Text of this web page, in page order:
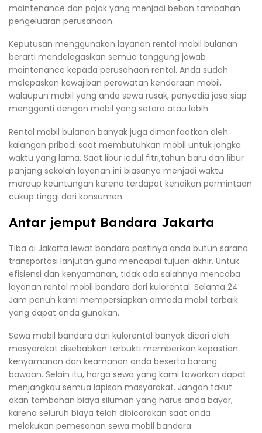
maintenance dan pajak yang menjadi beban tambahan
pengeluaran perusahaan.
Keputusan menggunakan layanan rental mobil bulanan
berarti mendelegasikan semua tanggung jawab
maintenance kepada perusahaan rental. Anda sudah
melepaskan kewajiban perawatan kendaraan mobil,
walaupun mobil yang anda sewa rusak, penyedia jasa siap
mengganti dengan mobil yang setara atau lebih.
Rental mobil bulanan banyak juga dimanfaatkan oleh
kalangan pribadi saat membutuhkan mobil untuk jangka
waktu yang lama. Saat libur iedul fitri,tahun baru dan libur
panjang sekolah layanan ini biasanya menjadi waktu
meraup keuntungan karena terdapat kenaikan permintaan
cukup tinggi dari konsumen.
Antar jemput Bandara Jakarta
Tiba di Jakarta lewat bandara pastinya anda butuh sarana
transportasi lanjutan guna mencapai tujuan akhir. Untuk
efisiensi dan kenyamanan, tidak ada salahnya mencoba
layanan rental mobil bandara dari kulorental. Selama 24
Jam penuh kami mempersiapkan armada mobil terbaik
yang dapat anda gunakan.
Sewa mobil bandara dari kulorental banyak dicari oleh
masyarakat disebabkan terbukti memberikan kepastian
kenyamanan dan keamanan anda beserta barang
bawaan. Selain itu, harga sewa yang kami tawarkan dapat
menjangkau semua lapisan masyarakat. Jangan takut
akan tambahan biaya siluman yang harus anda bayar,
karena seluruh biaya telah dibicarakan saat anda
melakukan pemesanan sewa mobil bandara.